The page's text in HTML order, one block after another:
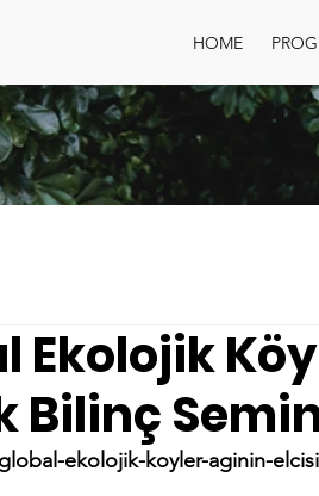
HOME
Ekolojik
Bilinç
ekolojik-koyler-aginin-